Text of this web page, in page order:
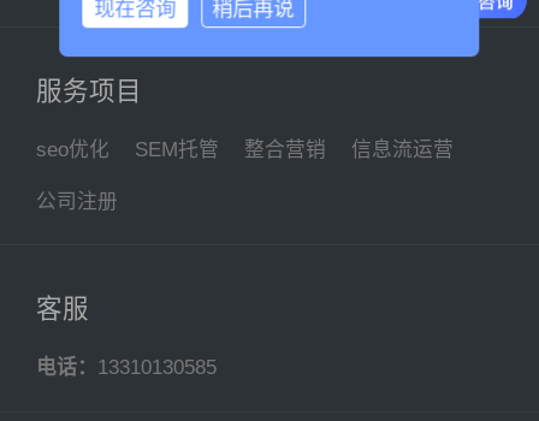
服务项目
seo优化 SEM托管 整合营销 信息流运营
公司注册
客服
电话： 13310130585
现在咨询 稍后再说